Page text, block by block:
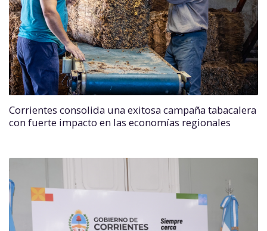
Corrientes consolida una exitosa campaña tabacalera
con fuerte impacto en las economías regionales